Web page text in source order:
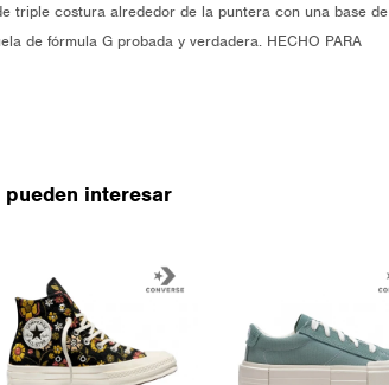
triple costura alrededor de la puntera con una base de
de fórmula G probada y verdadera. HECHO PARA
interesar